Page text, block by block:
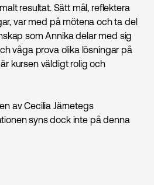
resultat. Sätt mål, reflektera
var med på mötena och ta del
som Annika delar med sig
våga prova olika lösningar på
kursen väldigt rolig och
av Cecilia Järnetegs
syns dock inte på denna